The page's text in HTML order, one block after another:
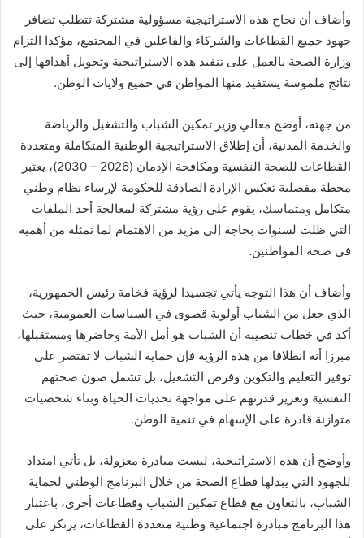
وأضاف أن نجاح هذه الاستراتيجية مسؤولية مشتركة تتطلب تضافر
جهود جميع القطاعات والشركاء والفاعلين في المجتمع، مؤكدا التزام
وزارة الصحة بالعمل على تنفيذ هذه الاستراتيجية وتحويل أهدافها إلى
نتائج ملموسة يستفيد منها المواطن في جميع ولايات الوطن.
من جهته، أوضح معالي وزير تمكين الشباب والتشغيل والرياضة
والخدمة المدنية، أن إطلاق الاستراتيجية الوطنية المتكاملة ومتعددة
القطاعات للصحة النفسية ومكافحة الإدمان (2026 – 2030)، يعتبر
محطة مفصلية تعكس الإرادة الصادقة للحكومة لإرساء نظام وطني
متكامل ومتماسك، يقوم على رؤية مشتركة لمعالجة أحد الملفات
التي ظلت لسنوات بحاجة إلى مزيد من الاهتمام لما تمثله من أهمية
في صحة المواطنين.
وأضاف أن هذا التوجه يأتي تجسيدا لرؤية فخامة رئيس الجمهورية،
الذي جعل من الشباب أولوية قصوى في السياسات العمومية، حيث
أكد في خطاب تنصيبه أن الشباب هو أمل الأمة وحاضرها ومستقبلها،
مبرزا أنه انطلاقا من هذه الرؤية فإن حماية الشباب لا تقتصر على
توفير التعليم والتكوين وفرص التشغيل، بل تشمل صون صحتهم
النفسية وتعزيز قدرتهم على مواجهة تحديات الحياة وبناء شخصيات
متوازنة قادرة على الإسهام في تنمية الوطن.
وأوضح أن هذه الاستراتيجية، ليست مبادرة معزولة، بل تأتي امتداد
للجهود التي يبذلها قطاع الصحة من خلال البرنامج الوطني لحماية
الشباب، بالتعاون مع قطاع تمكين الشباب وقطاعات أخرى، باعتبار
هذا البرنامج مبادرة اجتماعية وطنية متعددة القطاعات، يرتكز على